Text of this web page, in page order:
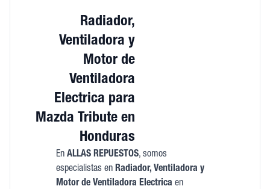
Radiador,
Ventiladora y
Motor de
Ventiladora
Electrica para
Mazda Tribute en
Honduras
En ALLAS REPUESTOS, somos
especialistas en Radiador, Ventiladora y
Motor de Ventiladora Electrica en